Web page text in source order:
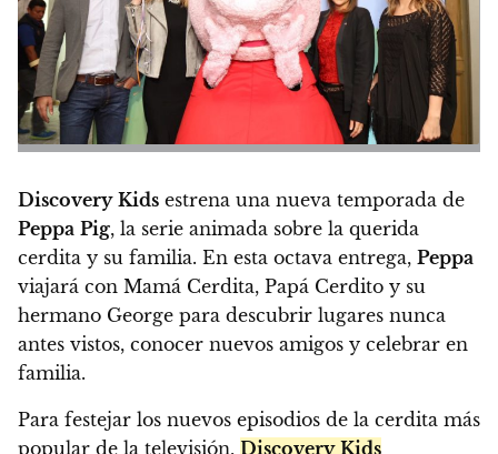
Discovery Kids estrena una nueva temporada de
Peppa Pig, la serie animada sobre la querida
cerdita y su familia. En esta octava entrega, Peppa
viajará con Mamá Cerdita, Papá Cerdito y su
hermano George para descubrir lugares nunca
antes vistos, conocer nuevos amigos y celebrar en
familia.
Para festejar los nuevos episodios de la cerdita más
popular de la televisión, Discovery Kids